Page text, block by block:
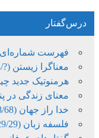
درس‌گفتار
فهرست شماره‌ای
معناگرا زیستن (?/23)
هرمنوتیک جدید
معنای زندگی در
خدا راز جهان (68/68)
فلسفه زبان (29/29)